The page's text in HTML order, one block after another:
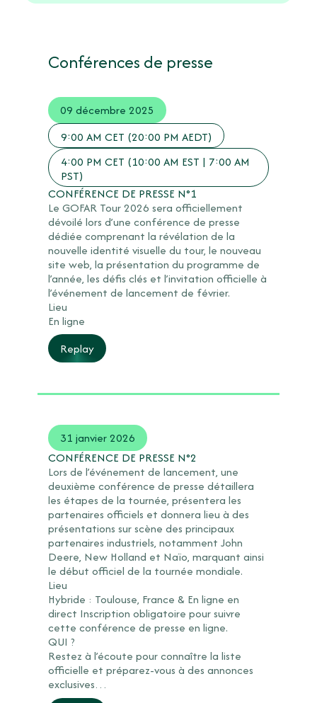
Conférences de presse
09 décembre 2025
9:00 AM CET (20:00 PM AEDT)
4:00 PM CET (10:00 AM EST | 7:00 AM
PST)
CONFÉRENCE DE PRESSE N°1
Le GOFAR Tour 2026 sera officiellement
dévoilé lors d’une conférence de presse
dédiée comprenant la révélation de la
nouvelle identité visuelle du tour, le nouveau
site web, la présentation du programme de
l’année, les défis clés et l’invitation officielle à
l’événement de lancement de février.
Lieu
En ligne
Replay
31 janvier 2026
CONFÉRENCE DE PRESSE N°2
Lors de l’événement de lancement, une
deuxième conférence de presse détaillera
les étapes de la tournée, présentera les
partenaires officiels et donnera lieu à des
présentations sur scène des principaux
partenaires industriels, notamment John
Deere, New Holland et Naïo, marquant ainsi
le début officiel de la tournée mondiale.
Lieu
Hybride : Toulouse, France & En ligne en
direct Inscription obligatoire pour suivre
cette conférence de presse en ligne.
QUI ?
Restez à l’écoute pour connaître la liste
officielle et préparez-vous à des annonces
exclusives…